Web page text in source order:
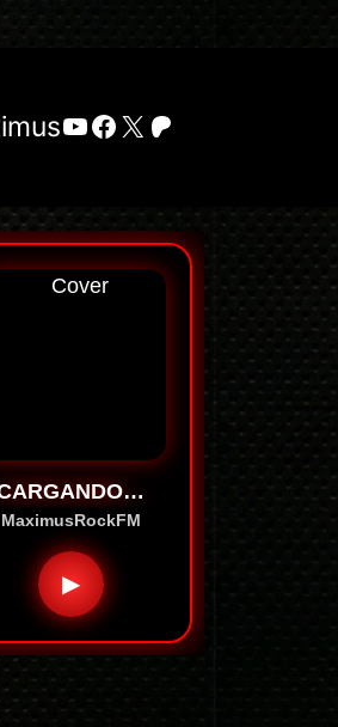
YouTube
Facebook
X Patreon
MaximusRockFM
▶